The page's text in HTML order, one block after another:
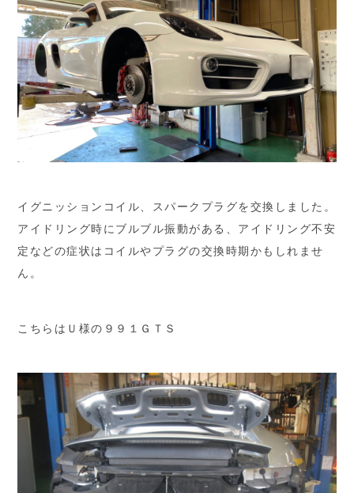
イグニッションコイル、スパークプラグを交換しました。
アイドリング時にブルブル振動がある、アイドリング不安
定などの症状はコイルやプラグの交換時期かもしれませ
ん。
こちらはＵ様の９９１ＧＴＳ